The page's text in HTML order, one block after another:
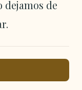
de